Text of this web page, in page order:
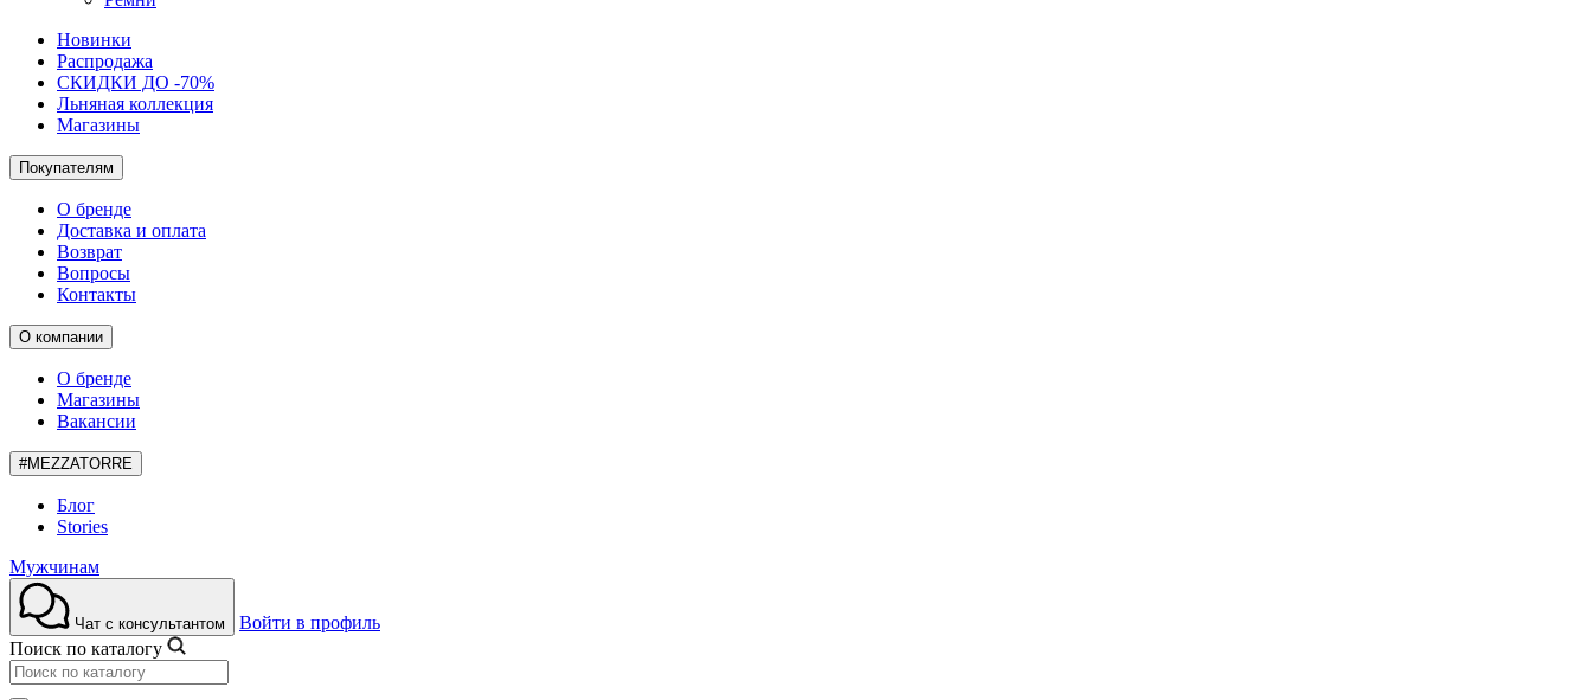
Новинки
Распродажа
СКИДКИ ДО -70%
Льняная коллекция
Магазины
Покупателям
О бренде
Доставка и оплата
Возврат
Вопросы
Контакты
О компании
О бренде
Магазины
Вакансии
#MEZZATORRE
Блог
Stories
Мужчинам
Чат с консультантом
Войти в профиль
Поиск по каталогу